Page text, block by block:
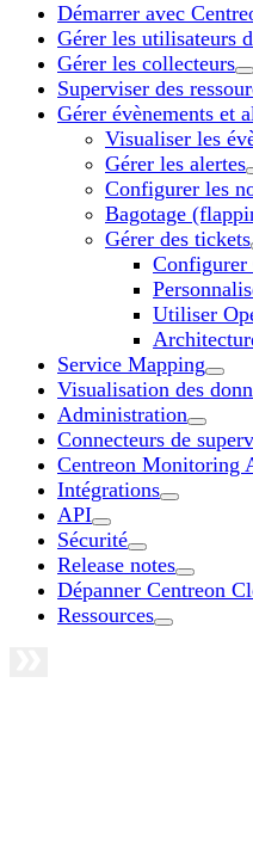
Démarrer avec
Gérer les utilisateurs
Gérer les collecteurs
Superviser des
Gérer évènements et
Visualiser les
Gérer les alertes
Configurer les
Bagotage
Gérer des tickets
Configurer
Utiliser
Service Mapping
Visualisation des
Administration
Connecteurs de
Centreon Monitoring
Intégrations
API
Sécurité
Release notes
Dépanner Centreon
Ressources